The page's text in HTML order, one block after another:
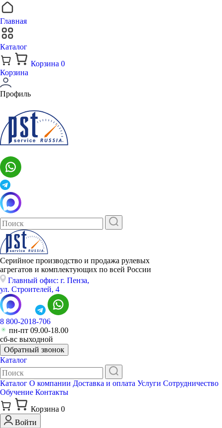
Главная
Каталог
Корзина 0
Корзина
Профиль
Серийное производство и продажа рулевых
агрегатов и комплектующих по всей России
Главный офис: г. Пенза,
ул. Строителей, 4
8 800-2018-706
пн-пт 09.00-18.00
сб-вс выходной
Обратный звонок
Каталог
Каталог О компании Доставка и оплата Услуги Сотрудничество
Обучение Контакты
Корзина 0
Войти